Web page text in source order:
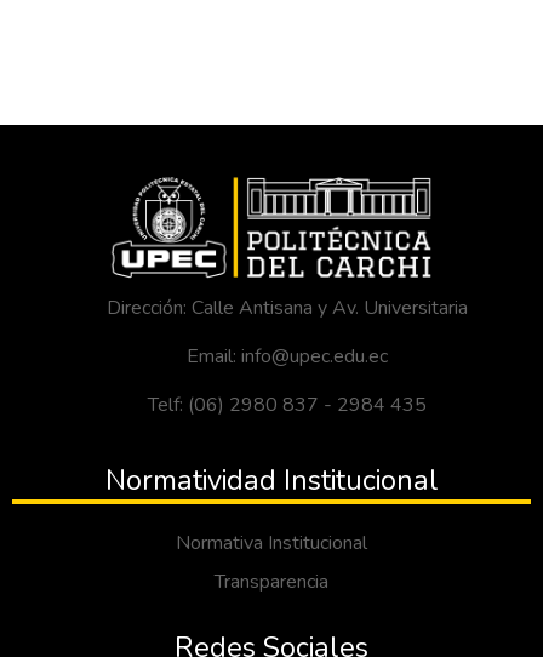
Dirección: Calle Antisana y Av. Universitaria
Email: info@upec.edu.ec
Telf: (06) 2980 837 - 2984 435
Normatividad Institucional
Normativa Institucional
Transparencia
Redes Sociales